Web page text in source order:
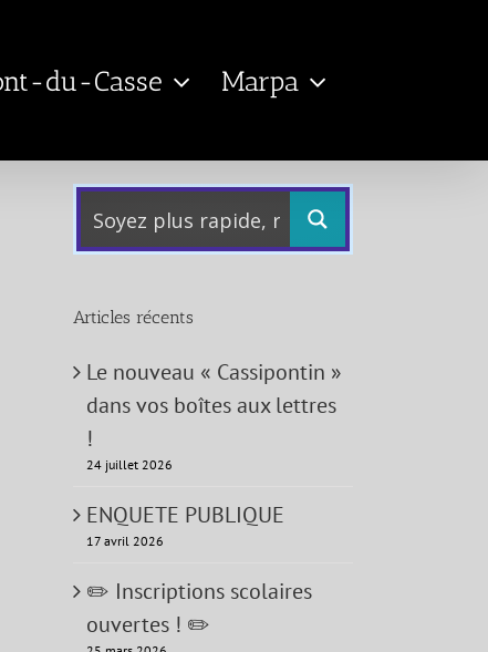
du-Casse Marpa
Articles récents
Le nouveau « Cassipontin »
dans vos boîtes aux lettres
!
24 juillet 2026
ENQUETE PUBLIQUE
17 avril 2026
✏️ Inscriptions scolaires
ouvertes ! ✏️